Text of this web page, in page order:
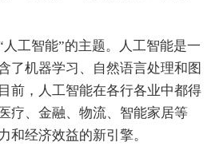
工智能”的主题。人工智能是一
了机器学习、自然语言处理和图
前，人工智能在各行各业中都得
疗、金融、物流、智能家居等
和经济效益的新引擎。